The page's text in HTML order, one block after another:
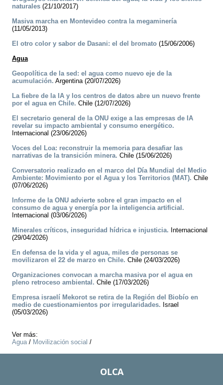
naturales (21/10/2017)
Masiva marcha en Montevideo contra la megaminería
(11/05/2013)
El otro color y sabor de Dasani: el del bromato (15/06/2006)
Agua
Geopolítica de la sed: el agua como nuevo eje de la
acumulación. Argentina (20/07/2026)
La fiebre de la IA y los centros de datos abre un nuevo frente
por el agua en Chile. Chile (12/07/2026)
El secretario general de la ONU exige a las empresas de IA
revelar su impacto ambiental y consumo energético.
Internacional (23/06/2026)
Voces del Loa: reconstruir la memoria para desafiar las
narrativas de la transición minera. Chile (15/06/2026)
Conversatorio realizado en el marco del Día Mundial del Medio
Ambiente: Movimiento por el Agua y los Territorios (MAT). Chile
(07/06/2026)
Informe de la ONU advierte sobre el gran impacto en el
consumo de agua y energía por la inteligencia artificial.
Internacional (03/06/2026)
Minerales críticos, inseguridad hídrica e injusticia. Internacional
(29/04/2026)
En defensa de la vida y el agua, miles de personas se
movilizaron el 22 de marzo en Chile. Chile (24/03/2026)
Organizaciones convocan a marcha masiva por el agua en
pleno retroceso ambiental. Chile (17/03/2026)
Empresa israelí Mekorot se retira de la Región del Biobío en
medio de cuestionamientos por irregularidades. Israel
(05/03/2026)
Ver más:
Agua/ Movilización social /
OLCA